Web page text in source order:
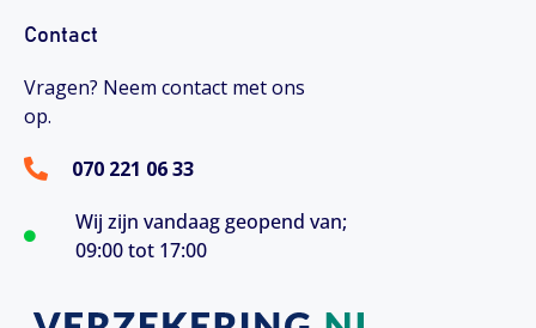
Contact
Vragen? Neem contact met ons
op.
070 221 06 33
Wij zijn vandaag geopend van;
09:00 tot 17:00